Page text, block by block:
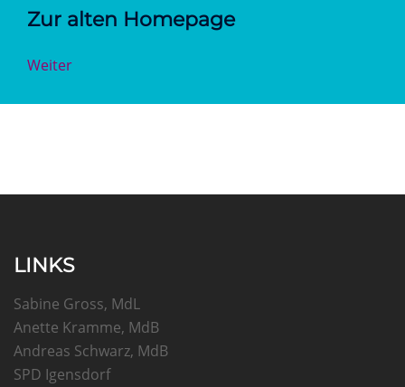
Zur alten Homepage
Weiter
LINKS
Sabine Gross, MdL
Anette Kramme, MdB
Andreas Schwarz, MdB
SPD Igensdorf